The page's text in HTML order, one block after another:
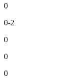
0
0-2
0
0
0